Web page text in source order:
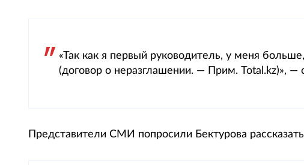
«Так как я первый руководитель, у меня
(договор о неразглашении. — Прим. Total.kz)», —
Представители СМИ попросили Бектурова